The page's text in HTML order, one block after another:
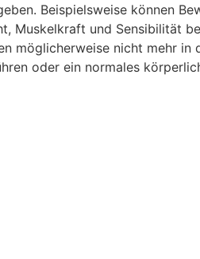
Beispielsweise können
Muskelkraft und Sensibilität
möglicherweise nicht mehr in
oder ein normales